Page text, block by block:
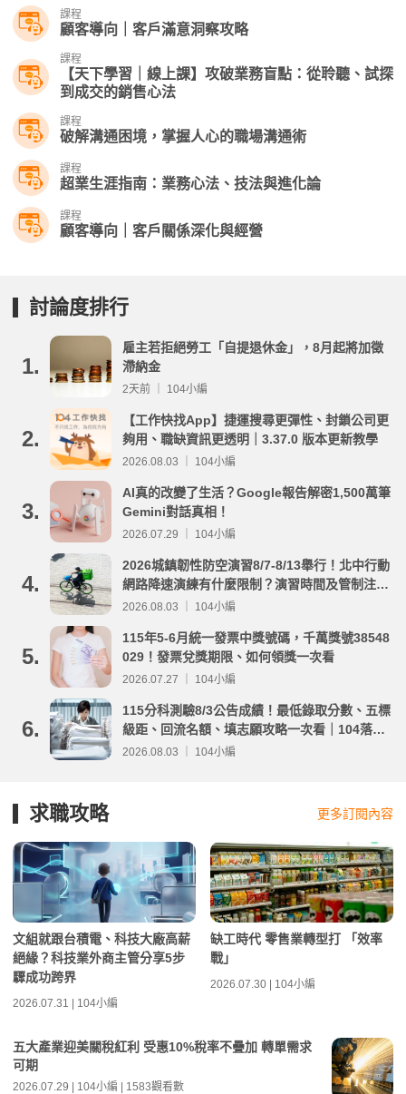
課程
顧客導向｜客戶滿意洞察攻略
課程
【天下學習｜線上課】攻破業務盲點：從聆聽、試探
到成交的銷售心法
課程
破解溝通困境，掌握人心的職場溝通術
課程
超業生涯指南：業務心法、技法與進化論
課程
顧客導向｜客戶關係深化與經營
討論度排行
1.
雇主若拒絕勞工「自提退休金」，8月起將加徵
滯納金
2天前 ｜ 104小編
2.
【工作快找App】捷運搜尋更彈性、封鎖公司更
夠用、職缺資訊更透明｜3.37.0 版本更新教學
2026.08.03 ｜ 104小編
3.
AI真的改變了生活？Google報告解密1,500萬筆
Gemini對話真相！
2026.07.29 ｜ 104小編
4.
2026城鎮韌性防空演習8/7-8/13舉行！北中行動
網路降速演練有什麼限制？演習時間及管制注意
事項整理
2026.08.03 ｜ 104小編
5.
115年5-6月統一發票中獎號碼，千萬獎號38548
029！發票兌獎期限、如何領獎一次看
2026.07.27 ｜ 104小編
6.
115分科測驗8/3公告成績！最低錄取分數、五標
級距、回流名額、填志願攻略一次看｜104落點
分析
2026.08.03 ｜ 104小編
求職攻略 更多訂閱內容
文組就跟台積電、科技大廠高薪
絕緣？科技業外商主管分享5步
驟成功跨界
2026.07.31 | 104小編
缺工時代 零售業轉型打 「效率
戰」
2026.07.30 | 104小編
五大產業迎美關稅紅利 受惠10%稅率不疊加 轉單需求
可期
2026.07.29 | 104小編 | 1583觀看數